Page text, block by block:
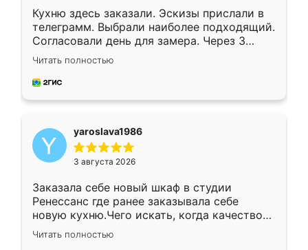
Кухню здесь заказали. Эскизы прислали в
телеграмм. Выбрали наиболее подходящий.
Согласовали день для замера. Через 3
недели кухня была уже готова. Остались
довольны работой. Спасибо Ренессанс
мебель за качественную работу!
Читать полностью
yaroslava1986
3 августа 2026
Заказала себе новый шкаф в студии
Ренессанс где ранее заказывала себе
новую кухню.Чего искать, когда качеством
вполне довольна. Служит кухня уже почти
два года, нареканий нет.
Читать полностью